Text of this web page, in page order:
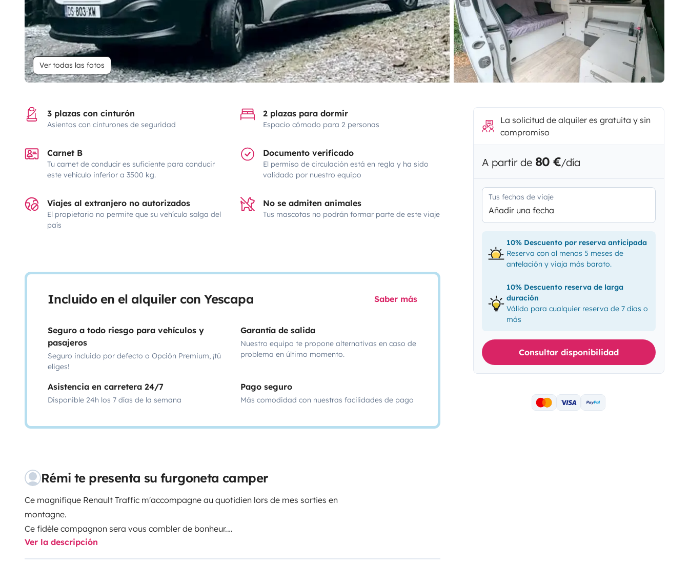
Ver todas las fotos
3 plazas con cinturón
Asientos con cinturones de seguridad
2 plazas para dormir
Espacio cómodo para 2 personas
Carnet B
Tu carnet de conducir es suficiente para conducir
este vehículo inferior a 3500 kg.
Documento verificado
El permiso de circulación está en regla y ha sido
validado por nuestro equipo
Viajes al extranjero no autorizados
El propietario no permite que su vehículo salga del
país
No se admiten animales
Tus mascotas no podrán formar parte de este viaje
Incluido en el alquiler con Yescapa Saber más
Seguro a todo riesgo para vehículos y
pasajeros
Seguro incluido por defecto o Opción Premium, ¡tú
eliges!
Garantía de salida
Nuestro equipo te propone alternativas en caso de
problema en último momento.
Asistencia en carretera 24/7
Disponible 24h los 7 días de la semana
Pago seguro
Más comodidad con nuestras facilidades de pago
Rémi te presenta su furgoneta camper
Ce magnifique Renault Traffic m'accompagne au quotidien lors de mes sorties en
montagne.
Ce fidèle compagnon sera vous combler de bonheur.
Un grand lit pour deux personnes, un frigo, une gazinière dans une mâle pouvant être
Ver la descripción
La solicitud de alquiler es gratuita y sin
compromiso
A partir de 80 €/día
Tus fechas de viaje
Añadir una fecha
10% Descuento por reserva anticipada
Reserva con al menos 5 meses de
antelación y viaja más barato.
10% Descuento reserva de larga
duración
Válido para cualquier reserva de 7 días o
más
Consultar disponibilidad